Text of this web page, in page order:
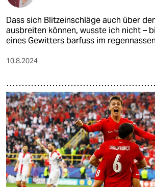
Dass sich Blitzeinschläge auch über
ausbreiten können, wusste ich nicht –
eines Gewitters barfuss im
10.8.2024